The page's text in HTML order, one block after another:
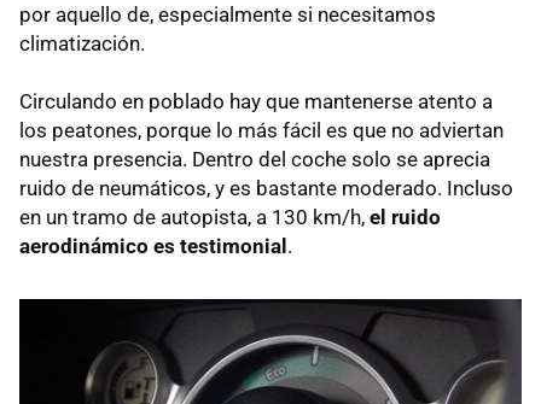
por aquello de, especialmente si necesitamos
climatización.
Circulando en poblado hay que mantenerse atento a
los peatones, porque lo más fácil es que no adviertan
nuestra presencia. Dentro del coche solo se aprecia
ruido de neumáticos, y es bastante moderado. Incluso
en un tramo de autopista, a 130 km/h, el ruido
aerodinámico es testimonial.